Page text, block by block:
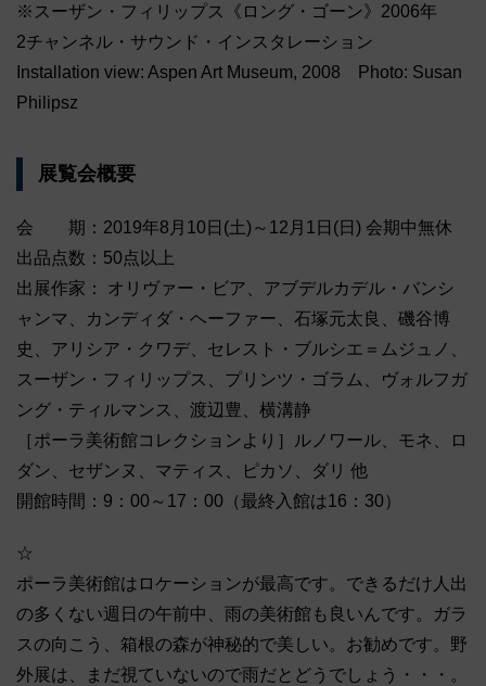
※スーザン・フィリップス《ロング・ゴーン》2006年
2チャンネル・サウンド・インスタレーション
Installation view: Aspen Art Museum, 2008 Photo: Susan
Philipsz
展覧会概要
会 期：2019年8月10日(土)～12月1日(日) 会期中無休
出品点数：50点以上
出展作家： オリヴァー・ビア、アブデルカデル・バンシ
ャンマ、カンディダ・ヘーファー、石塚元太良、磯谷博
史、アリシア・クワデ、セレスト・ブルシエ＝ムジュノ、
スーザン・フィリップス、プリンツ・ゴラム、ヴォルフガ
ング・ティルマンス、渡辺豊、横溝静
［ポーラ美術館コレクションより］ルノワール、モネ、ロ
ダン、セザンヌ、マティス、ピカソ、ダリ 他
開館時間：9：00～17：00（最終入館は16：30）
☆
ポーラ美術館はロケーションが最高です。できるだけ人出
の多くない週日の午前中、雨の美術館も良いんです。ガラ
スの向こう、箱根の森が神秘的で美しい。お勧めです。野
外展は、まだ視ていないので雨だとどうでしょう・・・。